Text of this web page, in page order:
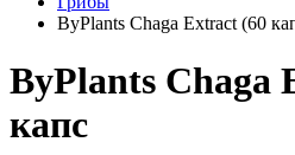
ByPlants Chaga Extract (60
ByPlants Chaga
капс